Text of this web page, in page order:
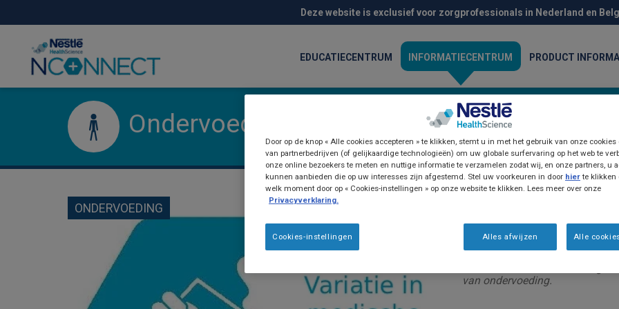
Deze website is exclusief voor zorgprofessionals in Nederland en
EDUCATIECENTRUM INFORMATIECENTRUM PRODUCT
Ondervoeding
ONDERVOEDING
Gebruik van
Variatie in medische voeding:
van ondervoeding.
Door op de knop « Alle cookies accepteren » te klikken, stemt u in met het gebruik van onze cookies
van partnerbedrijven (of gelijkaardige technologieën) om uw globale surfervaring op het web te
onze online bezoekers te meten en nuttige informatie te verzamelen zodat wij, en onze partners, u
kunnen aanbieden die op uw interesses zijn afgestemd. Stel uw voorkeuren in door hierte klikken
welk moment door op « Cookies-instellingen » op onze website te klikken. Lees meer over onze
Privacyverklaring.
Alles afwijzen Alle
Cookies-instellingen